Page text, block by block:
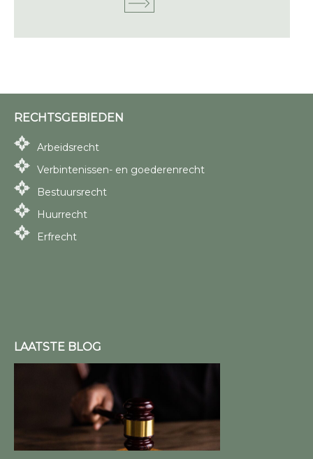
RECHTSGEBIEDEN
Arbeidsrecht
Verbintenissen- en goederenrecht
Bestuursrecht
Huurrecht
Erfrecht
LAATSTE BLOG